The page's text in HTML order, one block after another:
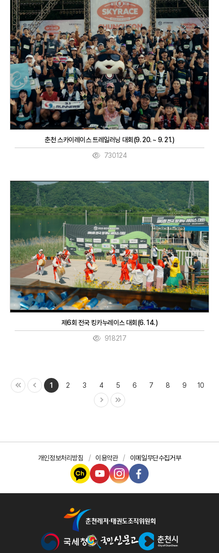
춘천 스카이레이스 트레일러닝 대회(9. 20. ~ 9. 21.)
730124
제6회 전국 킹카누레이스 대회(6. 14.)
918217
1 2 3 4 5 6 7 8 9 10
개인정보처리방침 이용약관 이메일무단수집거부